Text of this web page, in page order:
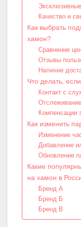
Качество и
Как выбрать
хамон?
Сравнение
Отзывы
Наличие
Что делать,
Контакт с
Компенсации
Как изменить
Изменение
Добавление
Обновление
Какие
на хамон в
Бренд А
Бренд Б
Бренд В